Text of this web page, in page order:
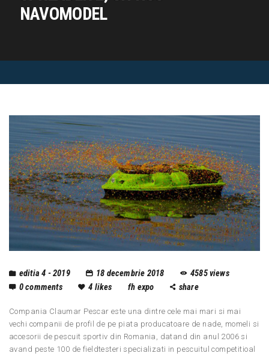
NAVOMODEL
EN
editia 4 - 2019 18 decembrie 2018 4585views
0comments 4 likes fh expo share
Compania Claumar Pescar este una dintre cele mai mari si mai
vechi companii de profil de pe piata producatoare de nade, momeli si
accesorii de pescuit sportiv din Romania, datand din anul 2006 si
avand peste 100 de fieldtesteri specializati in pescuitul competitioal